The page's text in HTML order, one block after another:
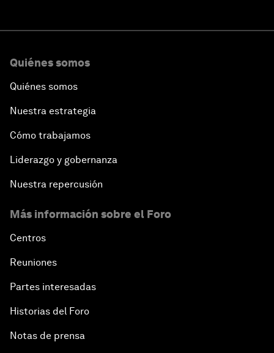
Quiénes somos
Quiénes somos
Nuestra estrategia
Cómo trabajamos
Liderazgo y gobernanza
Nuestra repercusión
Más información sobre el Foro
Centros
Reuniones
Partes interesadas
Historias del Foro
Notas de prensa